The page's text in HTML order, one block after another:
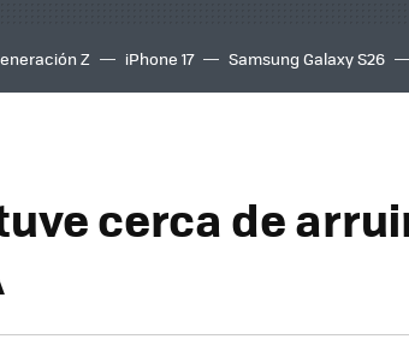
Z iPhone 17 Samsung Galaxy S26
cerca de